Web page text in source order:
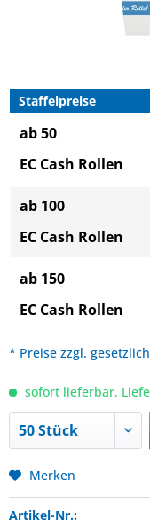
Staffelpreise
ab 50
EC Cash Rollen
ab 100
EC Cash Rollen
ab 150
EC Cash Rollen
* Preise zzgl.
sofort lieferbar,
Merken
Artikel-Nr.: